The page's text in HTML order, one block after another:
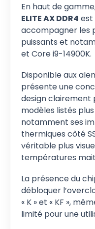
En haut de
ELITE AX DDR4 est
accompagner les
puissants et
et Core i9-14900K.
Disponible aux
présente une
design clairement
modèles listés
notamment ses
thermiques côté
véritable plus
températures
La présence du
débloquer
« K » et « KF »,
limité pour une